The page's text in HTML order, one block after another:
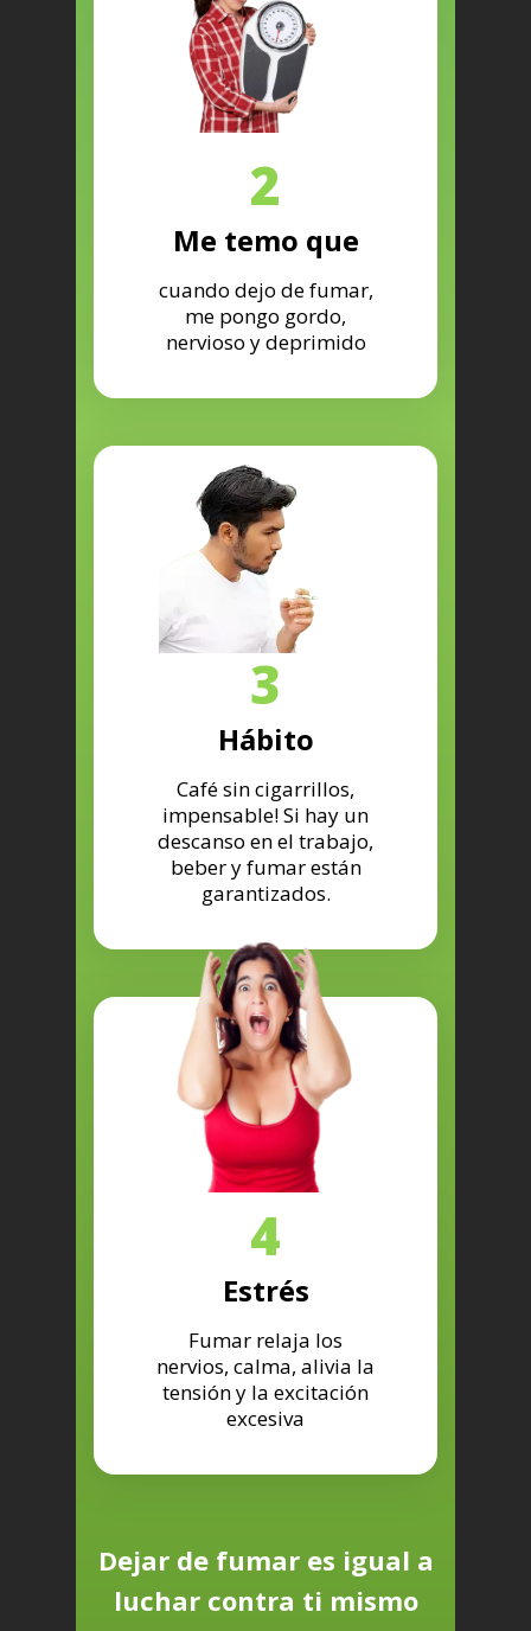
2
Me temo que
cuando dejo de fumar,
me pongo gordo,
nervioso y deprimido
3
Hábito
Café sin cigarrillos,
impensable! Si hay un
descanso en el trabajo,
beber y fumar están
garantizados.
4
Estrés
Fumar relaja los
nervios, calma, alivia la
tensión y la excitación
excesiva
Dejar de fumar es igual a
luchar contra ti mismo